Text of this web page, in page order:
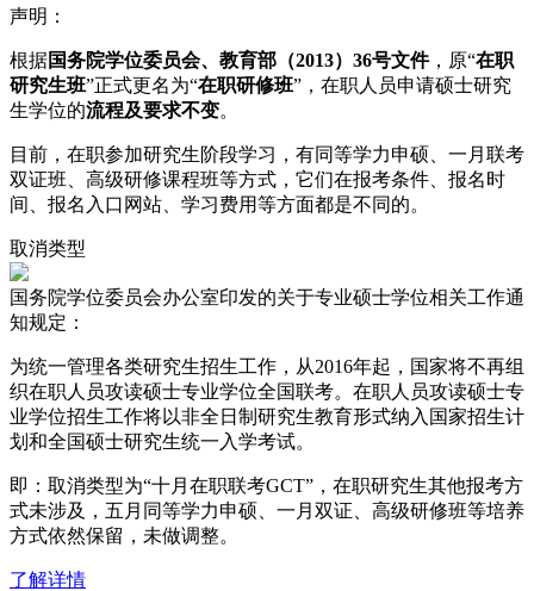
声明：
根据国务院学位委员会、教育部（2013）36号文件，原“在职
研究生班”正式更名为“在职研修班”，在职人员申请硕士研究
生学位的流程及要求不变。
目前，在职参加研究生阶段学习，有同等学力申硕、一月联考
双证班、高级研修课程班等方式，它们在报考条件、报名时
间、报名入口网站、学习费用等方面都是不同的。
取消类型
国务院学位委员会办公室印发的关于专业硕士学位相关工作通
知规定：
为统一管理各类研究生招生工作，从2016年起，国家将不再组
织在职人员攻读硕士专业学位全国联考。在职人员攻读硕士专
业学位招生工作将以非全日制研究生教育形式纳入国家招生计
划和全国硕士研究生统一入学考试。
即：取消类型为“十月在职联考GCT”，在职研究生其他报考方
式未涉及，五月同等学力申硕、一月双证、高级研修班等培养
方式依然保留，未做调整。
了解详情